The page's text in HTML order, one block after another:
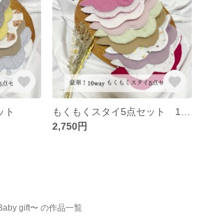
ト
2,750円
gift〜 の作品一覧